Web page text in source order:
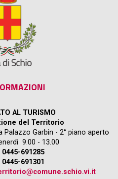
AL TURISMO
del Territorio
Garbin - 2° piano aperto
9.00 - 13.00
0445-691285
0445-691301